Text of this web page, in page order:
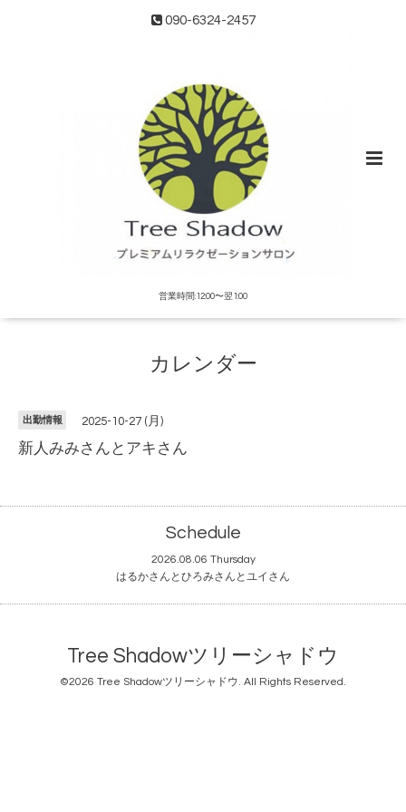
090-6324-2457
営業時間:12:00〜翌1:00
カレンダー
出勤情報 2025-10-27 (月)
新人みみさんとアキさん
Schedule
2026.08.06 Thursday
はるかさんとひろみさんとユイさん
Tree Shadowツリーシャドウ
©2026 Tree Shadowツリーシャドウ. All Rights Reserved.